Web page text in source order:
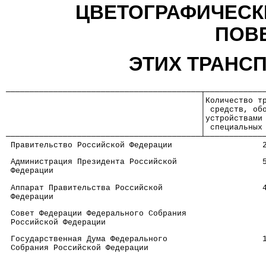
ЭТИХ
│Количество
│ средств,
│устройствами
│ специальных
Правительство Российской Федерации
Администрация Президента Российской
Федерации
Аппарат Правительства Российской
Федерации
Совет Федерации Федерального Собрания
Российской Федерации
Государственная Дума Федерального
Собрания Российской Федерации